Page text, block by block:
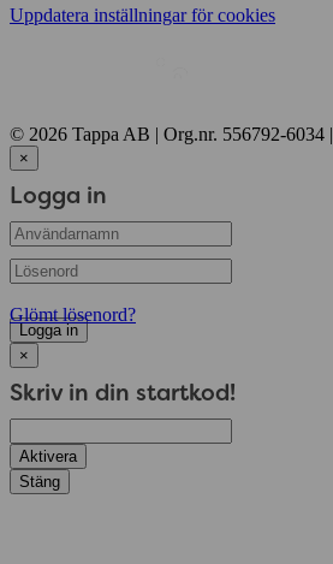
Uppdatera inställningar för cookies
© 2026 Tappa AB | Org.nr. 556792-6034 |
×
Logga in
Glömt lösenord?
Logga in
×
Skriv in din startkod!
Aktivera
Stäng